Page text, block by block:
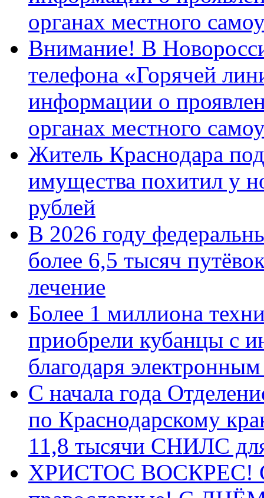
органах местного
Внимание! В
телефона «Горячей
информации о
органах местного
Житель Краснодара
имущества похитил у
рублей
В 2026 году
более 6,5 тысяч
лечение
Более 1 миллиона
приобрели кубанцы с
благодаря
С начала года
по Краснодарскому
11,8 тысячи СНИЛС
ХРИСТОС ВОСКРЕС! С